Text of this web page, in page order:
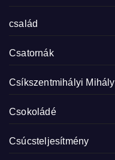
család
Csatornák
Csíkszentmihályi Mihály
Csokoládé
Csúcsteljesítmény